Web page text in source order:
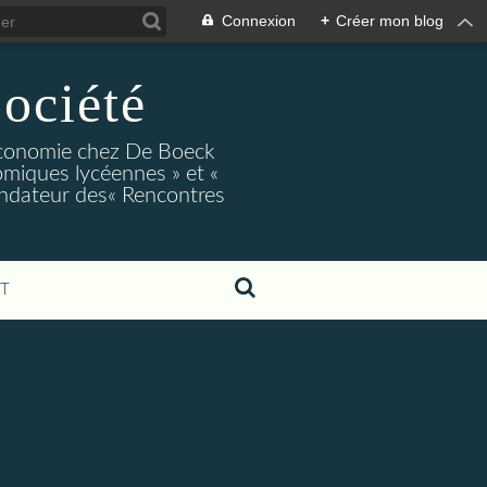
Connexion + Créer mon blog
chez De Boeck
lycéennes » et «
des« Rencontres